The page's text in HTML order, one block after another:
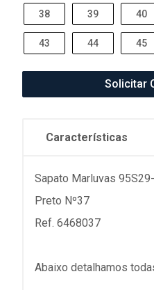
38 39 40
43 44 45
Solicitar
Características
Sapato Marluvas
Preto Nº37
Ref. 6468037
Abaixo detalhamos